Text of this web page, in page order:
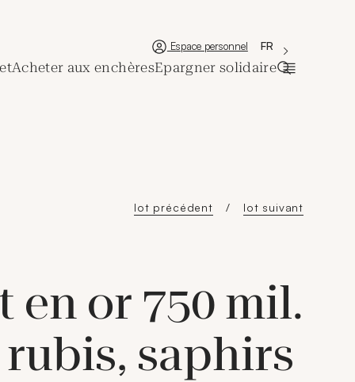
Nouvelle fenêtre
Espace personnel 'Choisir une
La langue
FR
Acheter aux enchèresEpargner solidaire
lot précédent lot suivant
en or 750 mil.
saphirs